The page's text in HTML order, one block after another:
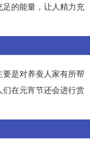
的能量，让人精力充
是对养蚕人家有所帮
在元宵节还会进行赏